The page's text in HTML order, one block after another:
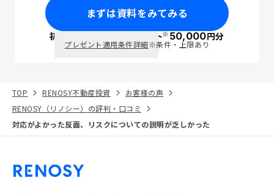
まずは資料をみてみる
初回面談で ポイント※50,000円分
プレゼント適用条件詳細※条件・上限あり
TOP RENOSY不動産投資
お客様の声
RENOSY（リノシー）の評判・口コミ
対応がよかった反面、リスクについての説明が乏しかった